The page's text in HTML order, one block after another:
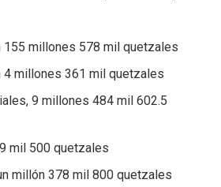
155 millones 578 mil quetzales
4 millones 361 mil quetzales
9 millones 484 mil 602.5
mil 500 quetzales
millón 378 mil 800 quetzales